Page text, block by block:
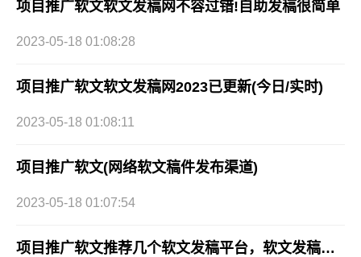
项目推广软文软文发稿网不容过错!自助发稿很简单
2023-05-18 01:08:28
项目推广软文软文发稿网2023已更新(今日/实时)
2023-05-18 01:08:11
项目推广软文(网络软文稿件发布渠道)
2023-05-18 01:07:54
项目推广软文推荐几个软文发稿平台，软文发稿网还不错哦软文发稿平台推荐，这几家值得收藏!